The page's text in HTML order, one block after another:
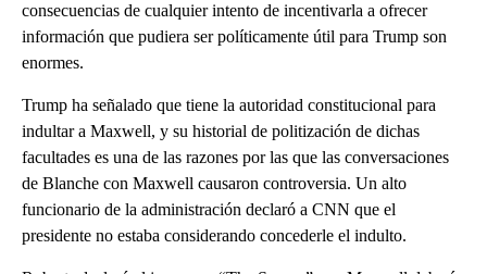
consecuencias de cualquier intento de incentivarla a ofrecer
información que pudiera ser políticamente útil para Trump son
enormes.
Trump ha señalado que tiene la autoridad constitucional para
indultar a Maxwell, y su historial de politización de dichas
facultades es una de las razones por las que las conversaciones
de Blanche con Maxwell causaron controversia. Un alto
funcionario de la administración declaró a CNN que el
presidente no estaba considerando concederle el indulto.